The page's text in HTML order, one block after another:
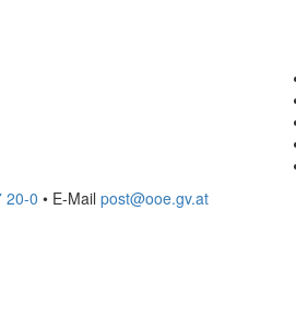
20-0 • E-Mail post@ooe.gv.at